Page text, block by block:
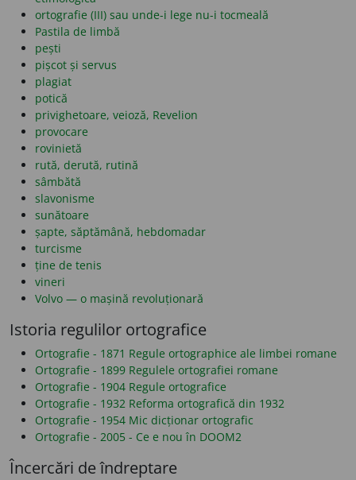
ortografie (III) sau unde-i lege nu-i tocmeală
Pastila de limbă
pești
pișcot și servus
plagiat
potică
privighetoare, veioză, Revelion
provocare
rovinietă
rută, derută, rutină
sâmbătă
slavonisme
sunătoare
șapte, săptămână, hebdomadar
turcisme
ține de tenis
vineri
Volvo — o mașină revoluționară
Istoria regulilor ortografice
Ortografie - 1871 Regule ortographice ale limbei romane
Ortografie - 1899 Regulele ortografiei romane
Ortografie - 1904 Regule ortografice
Ortografie - 1932 Reforma ortografică din 1932
Ortografie - 1954 Mic dicționar ortografic
Ortografie - 2005 - Ce e nou în DOOM2
Încercări de îndreptare